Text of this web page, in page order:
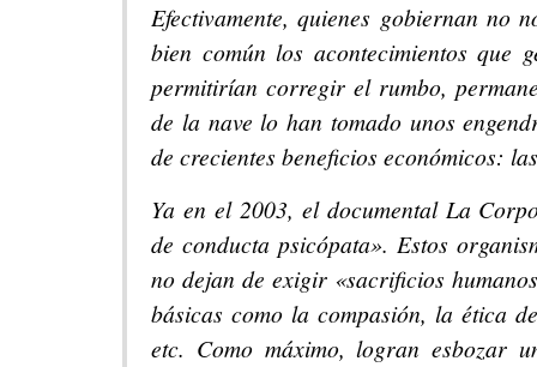
Efectivamente, quienes gobiernan no
bien común los acontecimientos que
permitirían corregir el rumbo,
de la nave lo han tomado unos
de crecientes beneficios económicos:
Ya en el 2003, el documental La
de conducta psicópata». Estos
no dejan de exigir «sacrificios
básicas como la compasión, la ética
etc. Como máximo, logran esbozar